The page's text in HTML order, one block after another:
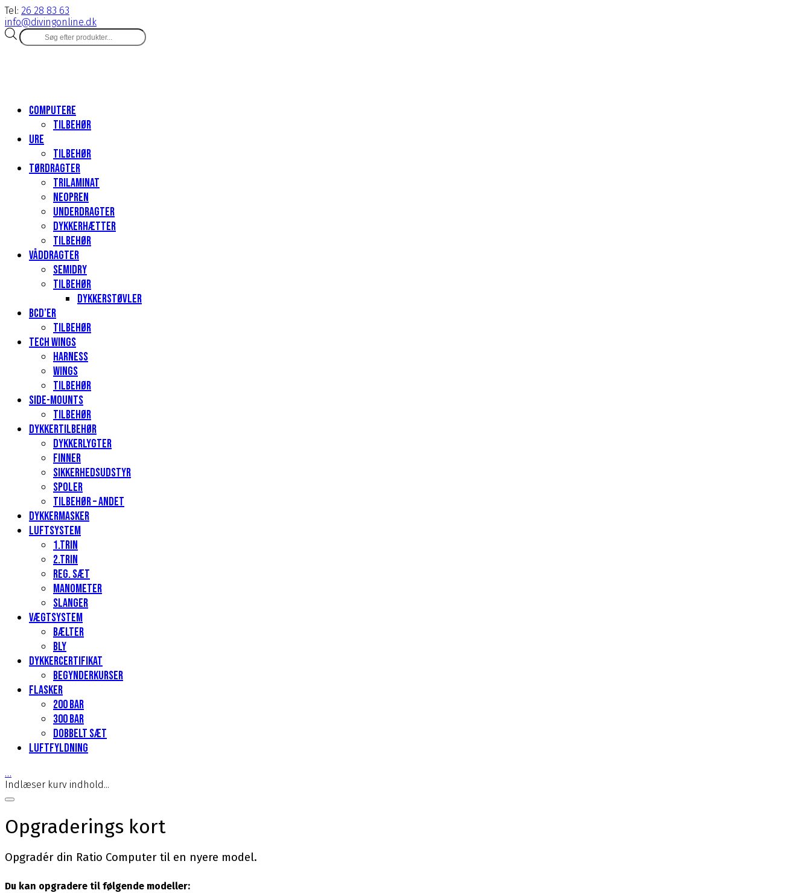
Tel: 26 28 83 63
info@divingonline.dk
Products
search
Computere
Tilbehør
Ure
Tilbehør
Tørdragter
Trilaminat
Neopren
Underdragter
Dykkerhætter
Tilbehør
Våddragter
Semidry
Tilbehør
Dykkerstøvler
BCD’er
Tilbehør
Tech Wings
Harness
Wings
Tilbehør
Side-mounts
Tilbehør
Dykkertilbehør
Dykkerlygter
Finner
Sikkerhedsudstyr
Spoler
Tilbehør – andet
Dykkermasker
Luftsystem
1.Trin
2.Trin
Reg. sæt
Manometer
Slanger
Vægtsystem
Bælter
Bly
Dykkercertifikat
Begynderkurser
Flasker
200 Bar
300 bar
Dobbelt sæt
Luftfyldning
…
Indlæser kurv indhold...
Opgraderings kort
Opgradér din Ratio Computer til en nyere model.
Du kan opgradere til følgende modeller: